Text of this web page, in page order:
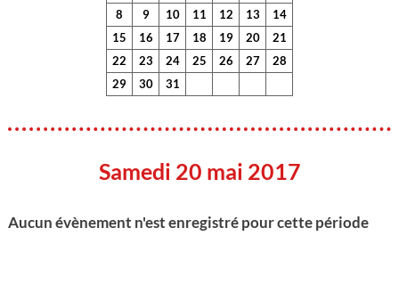
8
9 10 11 12 13
14
15
16 17 18 19 20
21
22
23 24 25 26 27
28
29
30 31
Samedi 20 mai 2017
Aucun évènement n'est enregistré pour cette période